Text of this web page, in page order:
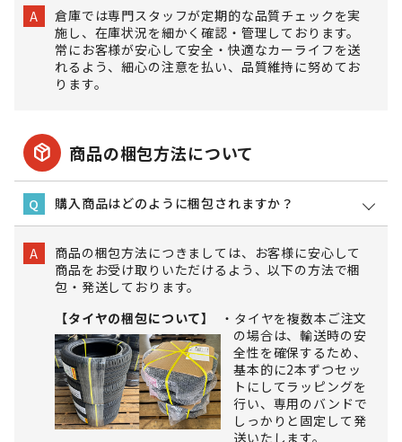
A
倉庫では専門スタッフが定期的な品質チェックを実
施し、在庫状況を細かく確認・管理しております。
常にお客様が安心して安全・快適なカーライフを送
れるよう、細心の注意を払い、品質維持に努めてお
ります。
package_2 商品の梱包方法について
Q 購入商品はどのように梱包されますか？
A
商品の梱包方法につきましては、お客様に安心して
商品をお受け取りいただけるよう、以下の方法で梱
包・発送しております。
【タイヤの梱包について】
タイヤを複数本ご注文
の場合は、輸送時の安
全性を確保するため、
基本的に2本ずつセッ
トにしてラッピングを
行い、専用のバンドで
しっかりと固定して発
送いたします。